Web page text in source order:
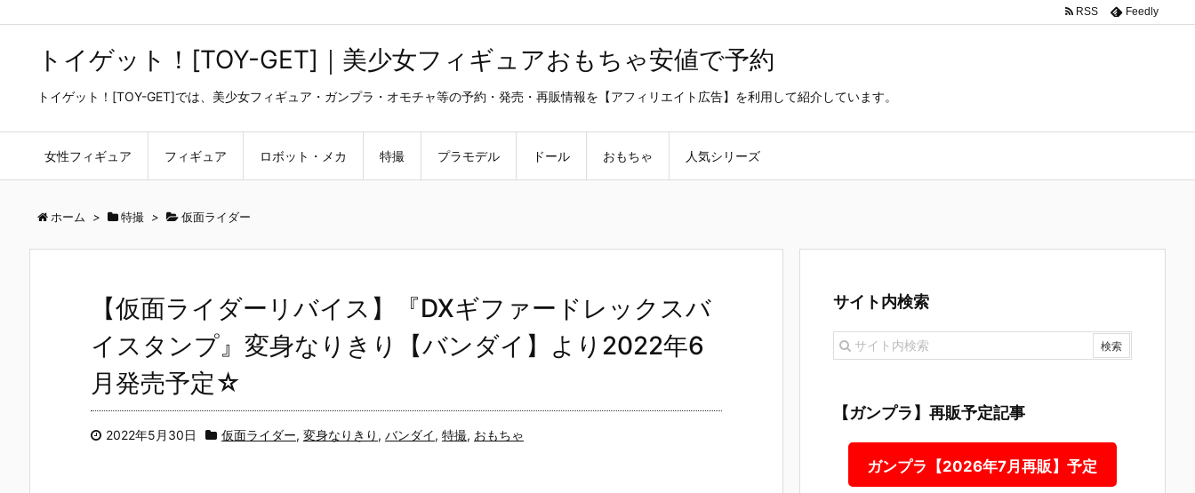
トイゲット！[TOY-GET]｜美少女フィギュアおもちゃ安値で予約
トイゲット！[TOY-GET]では、美少女フィギュア・ガンプラ・オモチャ等の予約・発売・再販情報を【アフィリエイト広告】を利用して紹介しています。
女性フィギュア フィギュア ロボット・メカ 特撮 プラモデル ドール おもちゃ 人気シリーズ
RSS Feedly
ホーム > 特撮 > 仮面ライダー
【仮面ライダーリバイス】『DXギファードレックスバ
イスタンプ』変身なりきり【バンダイ】より2022年6
月発売予定☆
2022年5月30日 仮面ライダー, 変身なりきり , バンダイ, 特撮, おもちゃ
サイト内検索
【ガンプラ】再販予定記事
ガンプラ【2026年7月再販】予定